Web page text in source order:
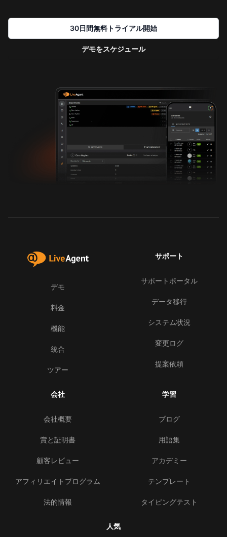
30日間無料トライアル開始
デモをスケジュール
デモ
料金
機能
統合
ツアー
サポート
サポートポータル
データ移行
システム状況
変更ログ
提案依頼
会社
会社概要
賞と証明書
顧客レビュー
アフィリエイトプログラム
法的情報
学習
ブログ
用語集
アカデミー
テンプレート
タイピングテスト
人気